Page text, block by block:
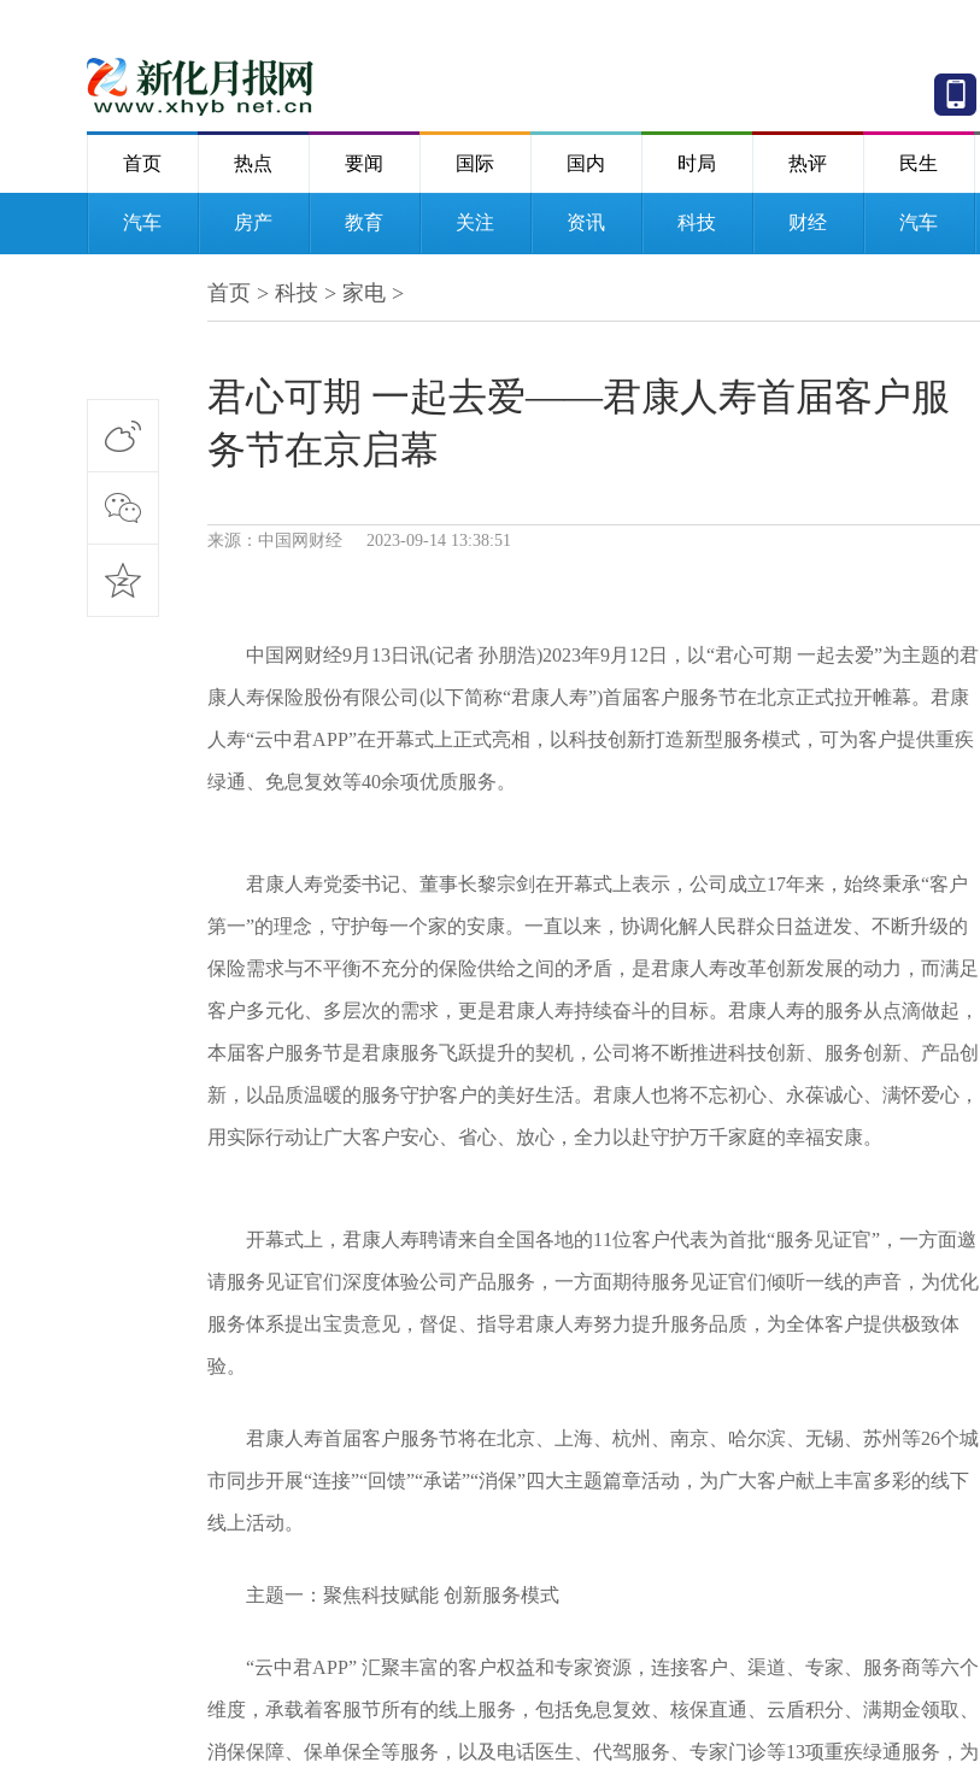
首页 热点 要闻 国际 国内 时局 热评 民生
汽车 房产 教育 关注 资讯 科技 财经 汽车
首页 > 科技 > 家电 >
君心可期 一起去爱——君康人寿首届客户服
务节在京启幕
来源：中国网财经 2023-09-14 13:38:51
中国网财经9月13日讯(记者 孙朋浩)2023年9月12日，以“君心可期 一起去爱”为主题的君
康人寿保险股份有限公司(以下简称“君康人寿”)首届客户服务节在北京正式拉开帷幕。君康
人寿“云中君APP”在开幕式上正式亮相，以科技创新打造新型服务模式，可为客户提供重疾
绿通、免息复效等40余项优质服务。
君康人寿党委书记、董事长黎宗剑在开幕式上表示，公司成立17年来，始终秉承“客户
第一”的理念，守护每一个家的安康。一直以来，协调化解人民群众日益迸发、不断升级的
保险需求与不平衡不充分的保险供给之间的矛盾，是君康人寿改革创新发展的动力，而满足
客户多元化、多层次的需求，更是君康人寿持续奋斗的目标。君康人寿的服务从点滴做起，
本届客户服务节是君康服务飞跃提升的契机，公司将不断推进科技创新、服务创新、产品创
新，以品质温暖的服务守护客户的美好生活。君康人也将不忘初心、永葆诚心、满怀爱心，
用实际行动让广大客户安心、省心、放心，全力以赴守护万千家庭的幸福安康。
开幕式上，君康人寿聘请来自全国各地的11位客户代表为首批“服务见证官”，一方面邀
请服务见证官们深度体验公司产品服务，一方面期待服务见证官们倾听一线的声音，为优化
服务体系提出宝贵意见，督促、指导君康人寿努力提升服务品质，为全体客户提供极致体
验。
君康人寿首届客户服务节将在北京、上海、杭州、南京、哈尔滨、无锡、苏州等26个城
市同步开展“连接”“回馈”“承诺”“消保”四大主题篇章活动，为广大客户献上丰富多彩的线下
线上活动。
主题一：聚焦科技赋能 创新服务模式
“云中君APP” 汇聚丰富的客户权益和专家资源，连接客户、渠道、专家、服务商等六个
维度，承载着客服节所有的线上服务，包括免息复效、核保直通、云盾积分、满期金领取、
消保保障、保单保全等服务，以及电话医生、代驾服务、专家门诊等13项重疾绿通服务，为